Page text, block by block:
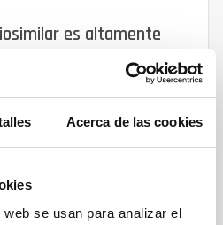
Acerca de las cookies
se usan para analizar el
es altamente
original o de